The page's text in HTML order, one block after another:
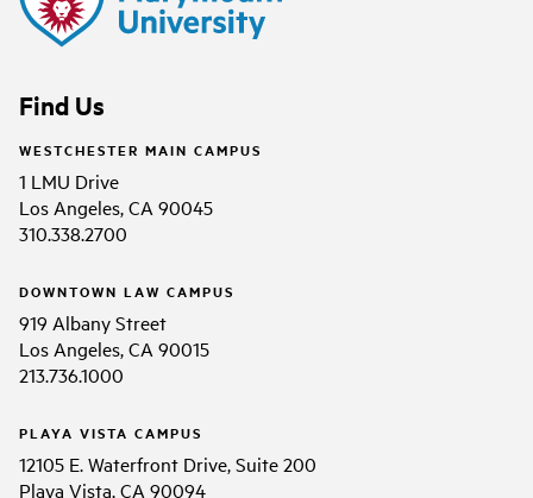
Find Us
WESTCHESTER MAIN CAMPUS
1 LMU Drive
Los Angeles, CA 90045
310.338.2700
DOWNTOWN LAW CAMPUS
919 Albany Street
Los Angeles, CA 90015
213.736.1000
PLAYA VISTA CAMPUS
12105 E. Waterfront Drive, Suite 200
Playa Vista, CA 90094